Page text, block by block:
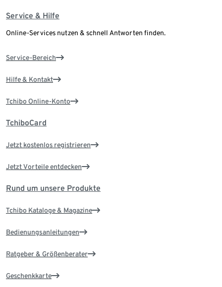
Service & Hilfe
Online-Services nutzen & schnell Antworten finden.
Service-Bereich
Hilfe & Kontakt
Tchibo Online-Konto
TchiboCard
Jetzt kostenlos registrieren
Jetzt Vorteile entdecken
Rund um unsere Produkte
Tchibo Kataloge & Magazine
Bedienungsanleitungen
Ratgeber & Größenberater
Geschenkkarte